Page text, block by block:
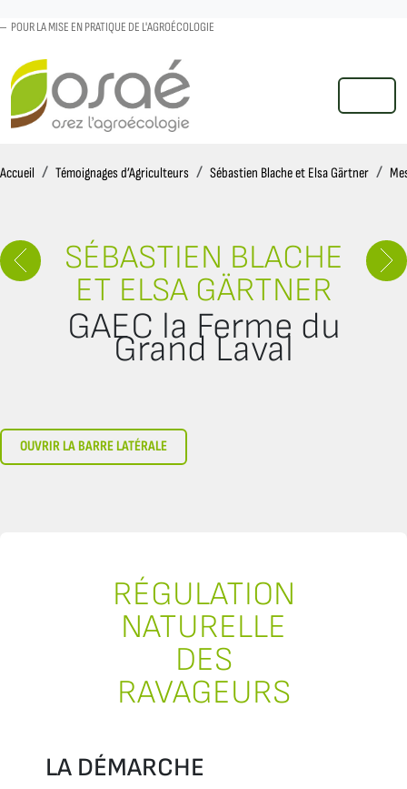
POUR LA MISE EN PRATIQUE DE L'AGROÉCOLOGIE
MENU
Accueil AccueilTémoignages d’Agriculteurs Sébastien Blache et Elsa Gärtner
SÉBASTIEN BLACHE
ET ELSA GÄRTNER
GAEC la Ferme du
Grand Laval
OUVRIR LA BARRE LATÉRALE
RÉGULATION
NATURELLE
DES
RAVAGEURS
LA DÉMARCHE